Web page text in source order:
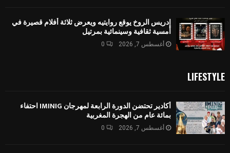
إدريس الروخ يوقع روايتيه ويعرض ثلاثة أفلام قصيرة في
أمسية ثقافية وسينمائية بمرتيل
أغسطس 7, 2026 0
LIFESTYLE
أكادير تحتضن الدورة الرابعة لمهرجان IMINIG احتفاء
بمائة عام من الهجرة المغربية
أغسطس 7, 2026 0